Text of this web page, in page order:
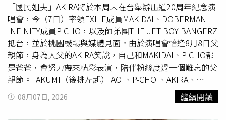
「國民姐夫」AKIRA將於本周末在台舉辦出道20周年紀念演
唱會，今（7日）率領EXILE成員MAKIDAI、DOBERMAN
INFINITY成員P-CHO，以及師弟團THE JET BOY BANGERZ
抵台，並於桃園機場與媒體見面。由於演唱會恰逢8月8日父
親節，身為人父的AKIRA笑說，自己和MAKIDAI、P-CHO都
是爸爸，會努力帶來精彩表演，陪伴粉絲度過一個難忘的父
親節。TAKUMI（後排左起） AOI、P-CHO 、AKIRA、
MAKIDAI、SHIGETORA 、TAKI（前排左起）YUHI、
AERON、KOTA、SHOW、 HINATA、NOSUKE今早抵台。
（圖／LDH 愛夢悅提供）AKIRA迎來出道20周年，同時也是
08月07日, 2026 繼續閱讀